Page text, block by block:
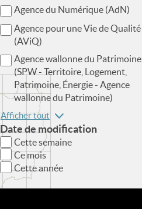
Agence du Numérique (AdN)
Agence pour une Vie de Qualité
(AViQ)
Agence wallonne du Patrimoine
(SPW - Territoire, Logement,
Patrimoine, Énergie - Agence
wallonne du Patrimoine)
Afficher tout
Date de modification
Cette semaine
Ce mois
Cette année